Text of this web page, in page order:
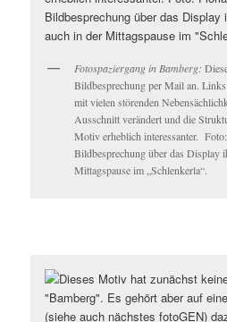
Fotospaziergang in Bamberg:
Bildbesprechung per Mail an.
mit vielen störenden
Ausschnitt verändert und die
Motiv erheblich interessanter.
Bildbesprechung über das Display
Mittagspause im „Schlenkerla“.